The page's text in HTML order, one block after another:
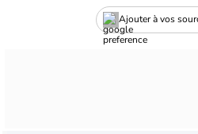
Ajouter à vos